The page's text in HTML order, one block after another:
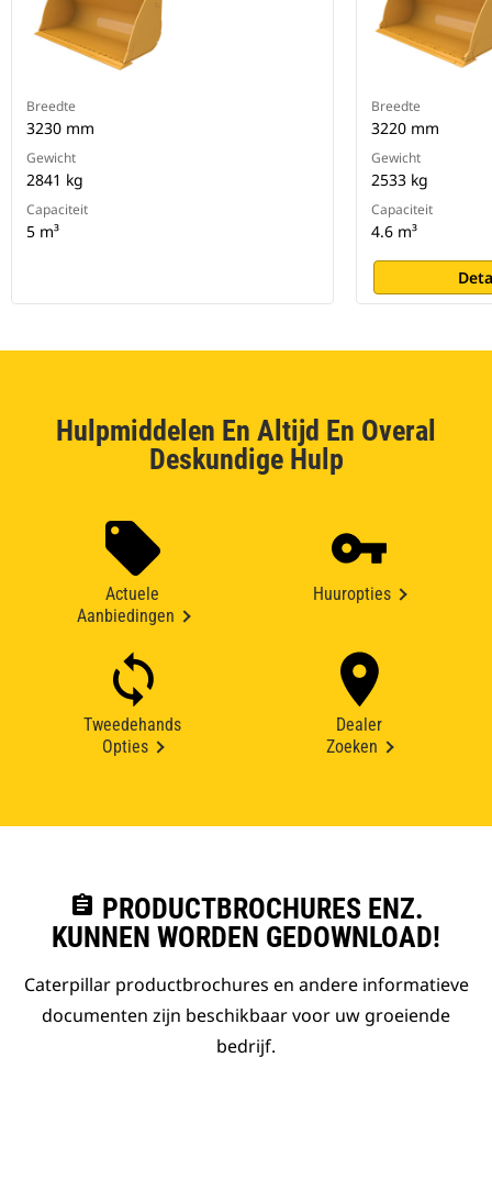
Breedte
3230 mm
Gewicht
2841 kg
Capaciteit
5 m³
Breedte
3220 mm
Gewicht
2533 kg
Capaciteit
4.6 m³
Hulpmiddelen En Altijd En Overal
Deskundige Hulp
Actuele
Aanbiedingen
Huuropties
Tweedehands
Opties
Dealer
Zoeken
assignment PRODUCTBROCHURES ENZ.
KUNNEN WORDEN GEDOWNLOAD!
Caterpillar productbrochures en andere informatieve
documenten zijn beschikbaar voor uw groeiende
bedrijf.